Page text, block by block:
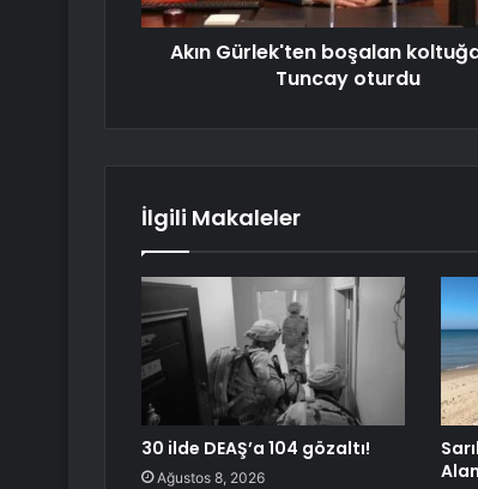
Akın Gürlek'ten boşalan
Tuncay oturdu
İlgili Makaleler
30 ilde DEAŞ’a 104 gözaltı!
Ağustos 8, 2026